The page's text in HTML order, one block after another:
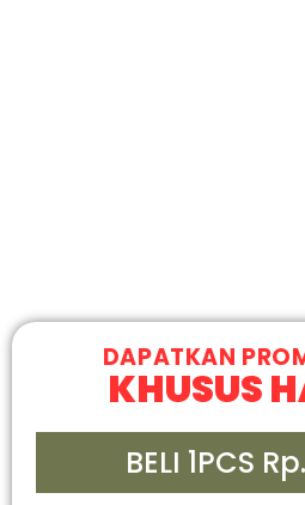
DAPATKAN
KHUSUS
BELI 1PCS